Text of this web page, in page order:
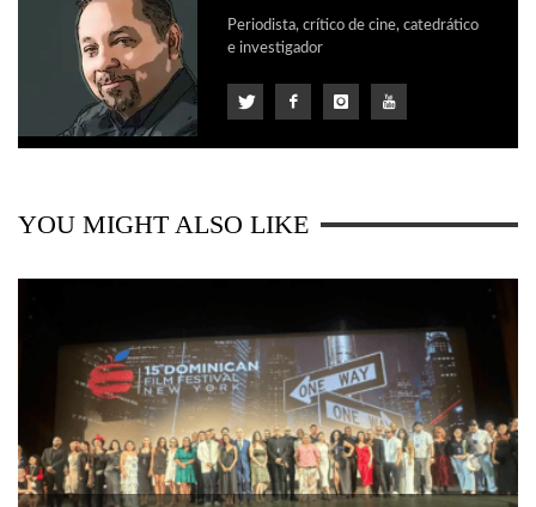
Periodista, crítico de cine, catedrático
e investigador
YOU MIGHT ALSO LIKE